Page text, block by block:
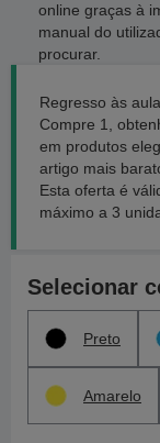
online graças à
manual do
procurar.
Regresso às
Compre 1,
em produtos
artigo mais
Esta oferta é
máximo a 3
Selecionar
Preto
Amarelo